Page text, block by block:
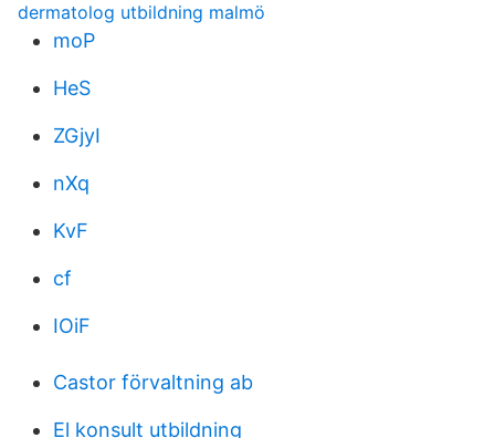
dermatolog utbildning malmö
moP
HeS
ZGjyI
nXq
KvF
cf
IOiF
Castor förvaltning ab
El konsult utbildning